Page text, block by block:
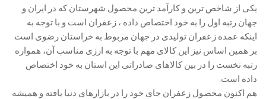
یکی از شاخص ترین و کارآمد ترین محصول شهرستان که در ایران و
جهان رتبه اول را به خود اختصاص داده ، زعفران است و با توجه به
اینکه عمده زعفران تولیدی در جهان مربوط به خراستان رضوی است
بر همین اساس نیز این کالای مهم با توجه به ارزی مناسب آن، همواره
رتبه نخست را در بین کالاهای صادراتی این استان به خود اختصاص
داده است.
هم اکنون محصول زعفران جای خود را در بازارهای دنیا یافته و همیشه